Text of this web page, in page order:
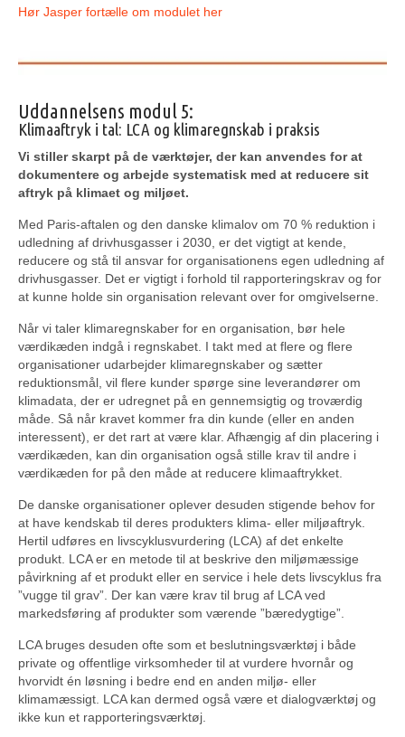
Hør Jasper fortælle om modulet her
Uddannelsens modul 5:
Klimaaftryk i tal: LCA og klimaregnskab i praksis
Vi stiller skarpt på de værktøjer, der kan anvendes for at
dokumentere og arbejde systematisk med at reducere sit
aftryk på klimaet og miljøet.
Med Paris-aftalen og den danske klimalov om 70 % reduktion i
udledning af drivhusgasser i 2030, er det vigtigt at kende,
reducere og stå til ansvar for organisationens egen udledning af
drivhusgasser. Det er vigtigt i forhold til rapporteringskrav og for
at kunne holde sin organisation relevant over for omgivelserne.
Når vi taler klimaregnskaber for en organisation, bør hele
værdikæden indgå i regnskabet. I takt med at flere og flere
organisationer udarbejder klimaregnskaber og sætter
reduktionsmål, vil flere kunder spørge sine leverandører om
klimadata, der er udregnet på en gennemsigtig og troværdig
måde. Så når kravet kommer fra din kunde (eller en anden
interessent), er det rart at være klar. Afhængig af din placering i
værdikæden, kan din organisation også stille krav til andre i
værdikæden for på den måde at reducere klimaaftrykket.
De danske organisationer oplever desuden stigende behov for
at have kendskab til deres produkters klima- eller miljøaftryk.
Hertil udføres en livscyklusvurdering (LCA) af det enkelte
produkt. LCA er en metode til at beskrive den miljømæssige
påvirkning af et produkt eller en service i hele dets livscyklus fra
”vugge til grav”. Der kan være krav til brug af LCA ved
markedsføring af produkter som værende ”bæredygtige”.
LCA bruges desuden ofte som et beslutningsværktøj i både
private og offentlige virksomheder til at vurdere hvornår og
hvorvidt én løsning i bedre end en anden miljø- eller
klimamæssigt. LCA kan dermed også være et dialogværktøj og
ikke kun et rapporteringsværktøj.